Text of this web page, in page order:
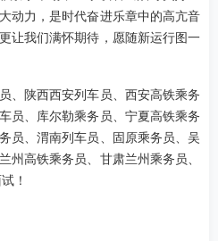
动力，是时代奋进乐章中的高亢音
让我们满怀期待，愿随新运行图一
、陕西西安列车员、西安高铁乘务
员、库尔勒乘务员、宁夏高铁乘务
员、渭南列车员、固原乘务员、吴
州高铁乘务员、甘肃兰州乘务员、
！